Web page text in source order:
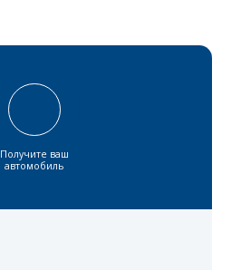
Получите ваш
автомобиль